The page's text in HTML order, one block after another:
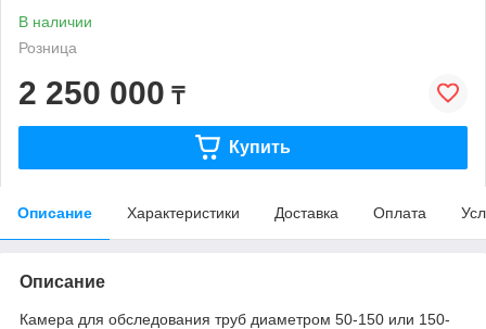
В наличии
Розница
2 250 000 ₸
Купить
Описание Характеристики Доставка Оплата
Описание
Камера для обследования труб диаметром 50-150 или 150-